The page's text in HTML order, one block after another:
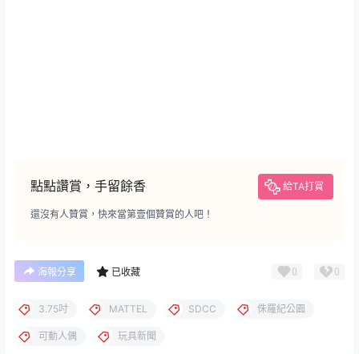
點點讚賞，手留餘香 給TA打賞
還沒有人贊賞，快來當第壹個贊賞的人吧！
海報分享 已收藏 0 0
3.75吋 MATTEL SDCC 侏羅紀公園
可動人偶 玩具新聞